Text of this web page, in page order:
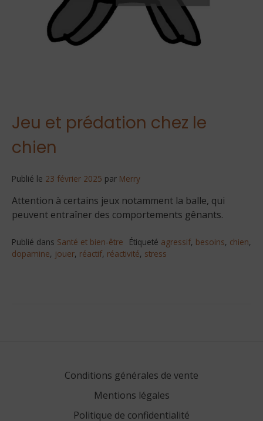
Jeu et prédation chez le
chien
Publié le 23 février 2025 par Merry
Attention à certains jeux notamment la balle, qui
peuvent entraîner des comportements gênants.
Publié dans Santé et bien-être Étiqueté agressif, besoins, chien,
dopamine, jouer, réactif, réactivité, stress
Conditions générales de vente
Mentions légales
Politique de confidentialité